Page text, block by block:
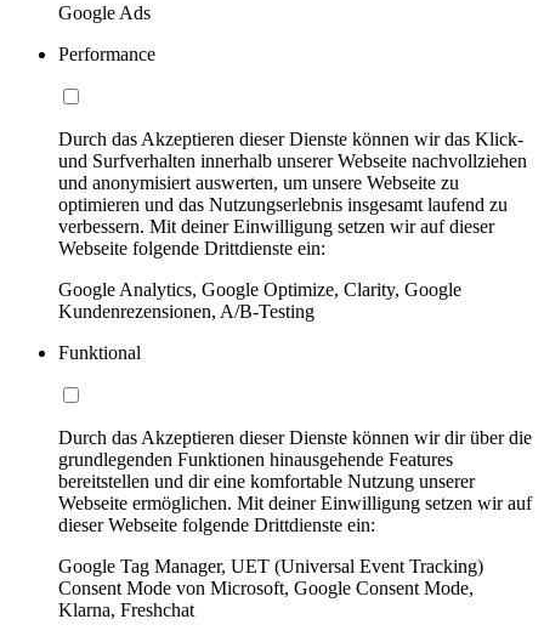
Google Ads
Performance
Durch das Akzeptieren dieser Dienste können wir das Klick-
und Surfverhalten innerhalb unserer Webseite nachvollziehen
und anonymisiert auswerten, um unsere Webseite zu
optimieren und das Nutzungserlebnis insgesamt laufend zu
verbessern. Mit deiner Einwilligung setzen wir auf dieser
Webseite folgende Drittdienste ein:
Google Analytics, Google Optimize, Clarity, Google
Kundenrezensionen, A/B-Testing
Funktional
Durch das Akzeptieren dieser Dienste können wir dir über die
grundlegenden Funktionen hinausgehende Features
bereitstellen und dir eine komfortable Nutzung unserer
Webseite ermöglichen. Mit deiner Einwilligung setzen wir auf
dieser Webseite folgende Drittdienste ein:
Google Tag Manager, UET (Universal Event Tracking)
Consent Mode von Microsoft, Google Consent Mode,
Klarna, Freshchat